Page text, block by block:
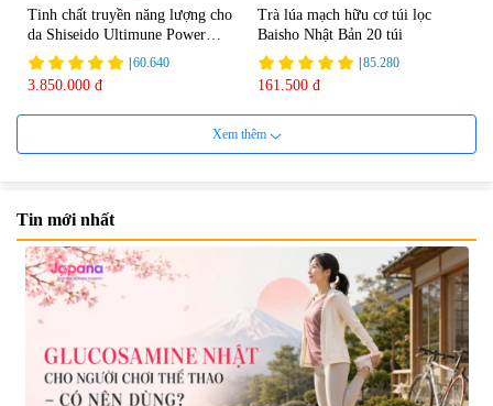
Tinh chất truyền năng lượng cho
da Shiseido Ultimune Power
75ml
60.640
3.850.000 đ
Trà lúa mạch hữu cơ túi lọc
Baisho Nhật Bản 20 túi
85.280
161.500 đ
Viên uống bổ não Ribeto Shoji
|57.920
1.450.000 đ
Viên nang uống cải thiện thị lực,
trí nhớ DHA + EPA + Flaxseed
Oil 30 viên/gói - Date 02/2027
|52.346
225.000 đ
Xem thêm
Tin mới nhất